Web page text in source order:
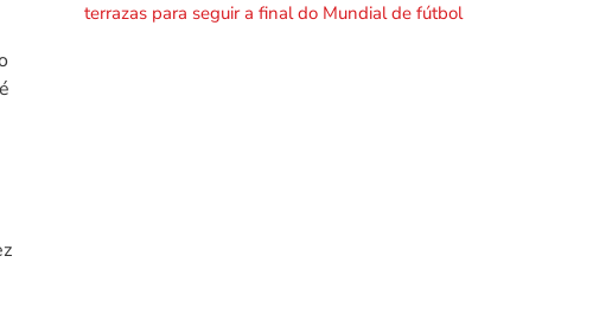
terrazas para seguir a final do Mundial de fútbol